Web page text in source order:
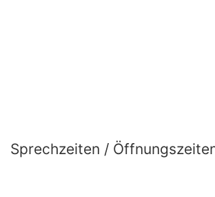
Sprechzeiten /